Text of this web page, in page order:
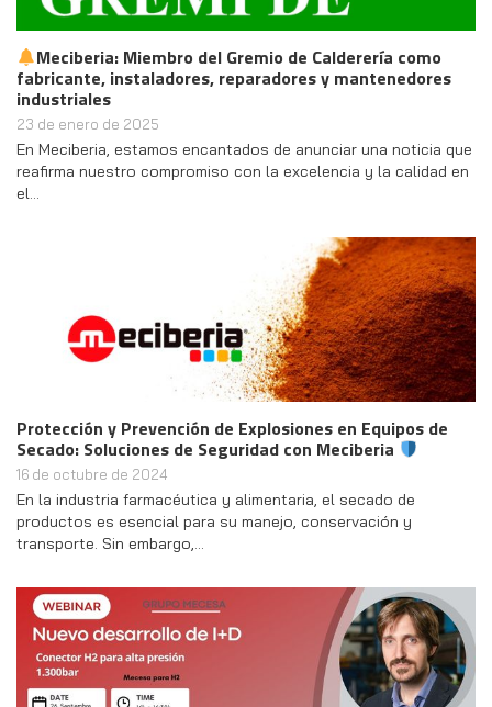
Meciberia: Miembro del Gremio de Calderería como
fabricante, instaladores, reparadores y mantenedores
industriales
23 de enero de 2025
En Meciberia, estamos encantados de anunciar una noticia que
reafirma nuestro compromiso con la excelencia y la calidad en
el…
Protección y Prevención de Explosiones en Equipos de
Secado: Soluciones de Seguridad con Meciberia
16 de octubre de 2024
En la industria farmacéutica y alimentaria, el secado de
productos es esencial para su manejo, conservación y
transporte. Sin embargo,…